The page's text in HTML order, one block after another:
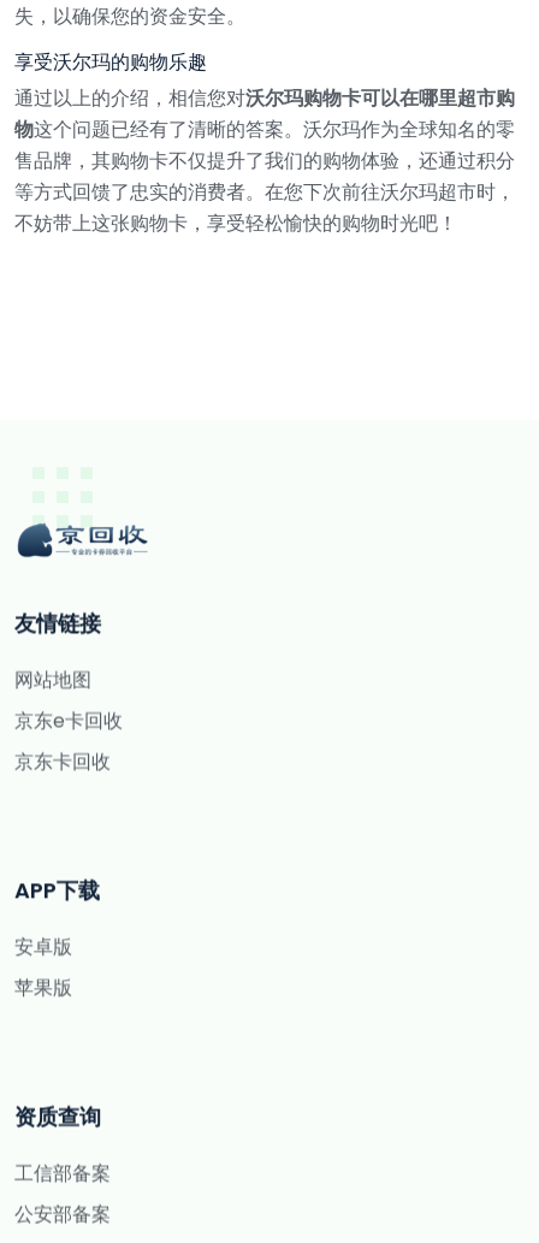
失，以确保您的资金安全。
享受沃尔玛的购物乐趣
通过以上的介绍，相信您对沃尔玛购物卡可以在哪里超市购
物这个问题已经有了清晰的答案。沃尔玛作为全球知名的零
售品牌，其购物卡不仅提升了我们的购物体验，还通过积分
等方式回馈了忠实的消费者。在您下次前往沃尔玛超市时，
不妨带上这张购物卡，享受轻松愉快的购物时光吧！
友情链接
网站地图
京东e卡回收
京东卡回收
APP下载
安卓版
苹果版
资质查询
工信部备案
公安部备案